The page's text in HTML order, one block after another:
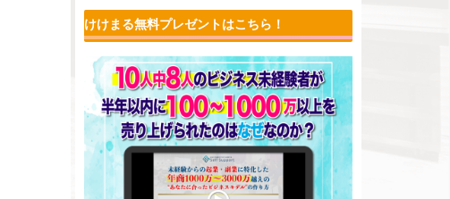
けけまる無料プレゼントはこちら！